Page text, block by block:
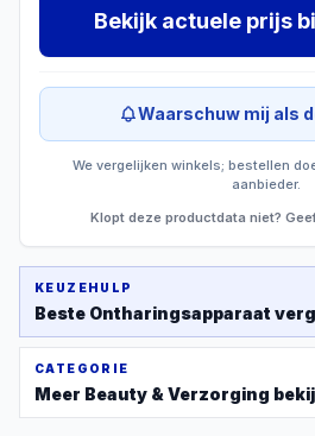
Bekijk actuele prijs
Waarschuw mij als
We vergelijken winkels; bestellen
aanbieder.
Klopt deze productdata niet?
KEUZEHULP
Beste Ontharingsapparaat
CATEGORIE
Meer Beauty & Verzorging